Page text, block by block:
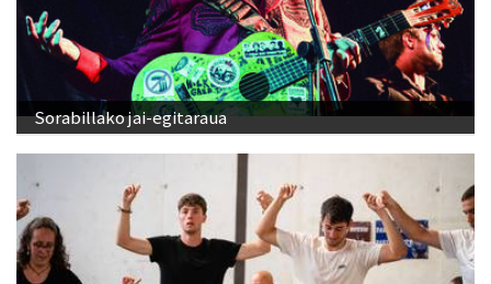
Sorabillako jai-egitaraua